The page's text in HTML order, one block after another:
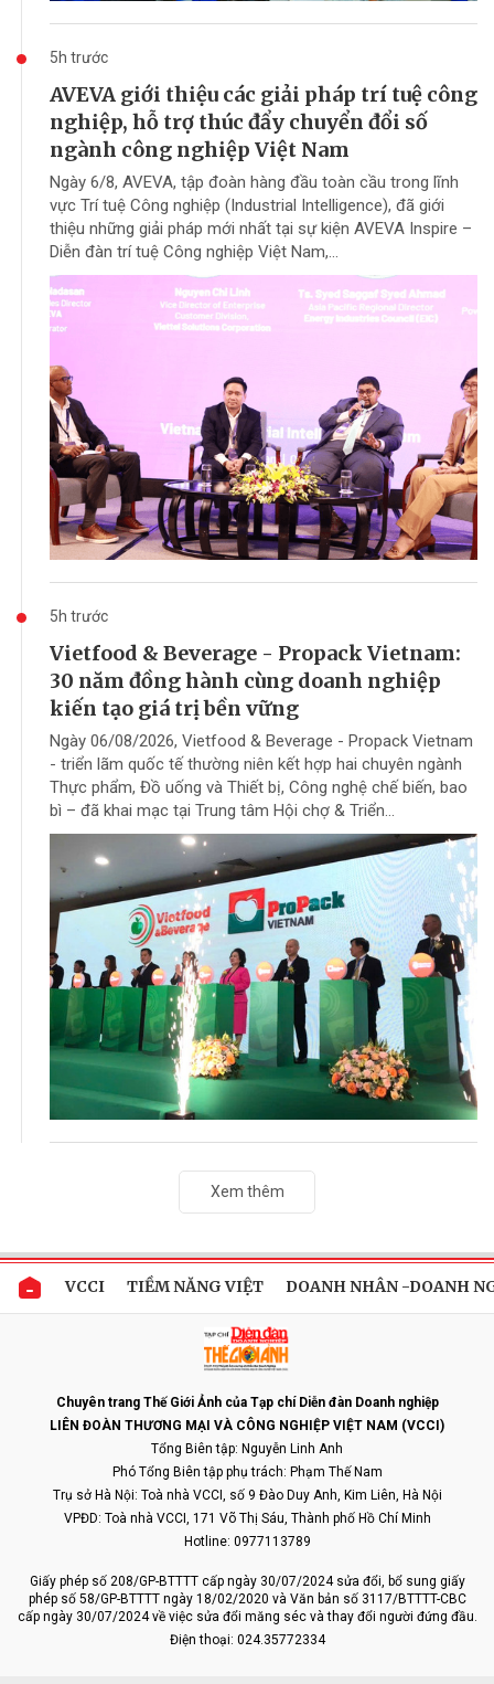
5h trước
AVEVA giới thiệu các giải pháp trí tuệ công
nghiệp, hỗ trợ thúc đẩy chuyển đổi số
ngành công nghiệp Việt Nam
Ngày 6/8, AVEVA, tập đoàn hàng đầu toàn cầu trong lĩnh
vực Trí tuệ Công nghiệp (Industrial Intelligence), đã giới
thiệu những giải pháp mới nhất tại sự kiện AVEVA Inspire –
Diễn đàn trí tuệ Công nghiệp Việt Nam,...
5h trước
Vietfood & Beverage - Propack Vietnam:
30 năm đồng hành cùng doanh nghiệp
kiến tạo giá trị bền vững
Ngày 06/08/2026, Vietfood & Beverage - Propack Vietnam
- triển lãm quốc tế thường niên kết hợp hai chuyên ngành
Thực phẩm, Đồ uống và Thiết bị, Công nghệ chế biến, bao
bì – đã khai mạc tại Trung tâm Hội chợ & Triển...
Xem thêm
VCCI TIỀM NĂNG VIỆT DOANH NHÂN -DOANH
Chuyên trang Thế Giới Ảnh của Tạp chí Diễn đàn Doanh nghiệp
LIÊN ĐOÀN THƯƠNG MẠI VÀ CÔNG NGHIỆP VIỆT NAM (VCCI)
Tổng Biên tập: Nguyễn Linh Anh
Phó Tổng Biên tập phụ trách: Phạm Thế Nam
Trụ sở Hà Nội: Toà nhà VCCI, số 9 Đào Duy Anh, Kim Liên, Hà Nội
VPĐD: Toà nhà VCCI, 171 Võ Thị Sáu, Thành phố Hồ Chí Minh
Hotline: 0977113789
Giấy phép số 208/GP-BTTTT cấp ngày 30/07/2024 sửa đổi, bổ sung giấy
phép số 58/GP-BTTTT ngày 18/02/2020 và Văn bản số 3117/BTTTT-CBC
cấp ngày 30/07/2024 về việc sửa đổi măng séc và thay đổi người đứng đầu.
Điện thoại: 024.35772334